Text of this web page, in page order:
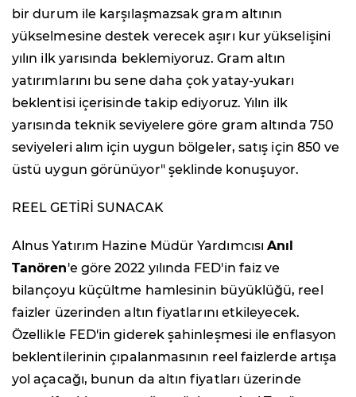
bir durum ile karşılaşmazsak gram altının
yükselmesine destek verecek aşırı kur yükselişini
yılın ilk yarısında beklemiyoruz. Gram altın
yatırımlarını bu sene daha çok yatay-yukarı
beklentisi içerisinde takip ediyoruz. Yılın ilk
yarısında teknik seviyelere göre gram altında 750
seviyeleri alım için uygun bölgeler, satış için 850 ve
üstü uygun görünüyor" şeklinde konuşuyor.
REEL GETİRİ SUNACAK
Alnus Yatırım Hazine Müdür YardımcısıAnıl
Tanören'e göre 2022 yılında FED'in faiz ve
bilançoyu küçültme hamlesinin büyüklüğü, reel
faizler üzerinden altın fiyatlarını etkileyecek.
Özellikle FED'in giderek şahinleşmesi ile enflasyon
beklentilerinin çıpalanmasının reel faizlerde artışa
yol açacağı, bunun da altın fiyatları üzerinde